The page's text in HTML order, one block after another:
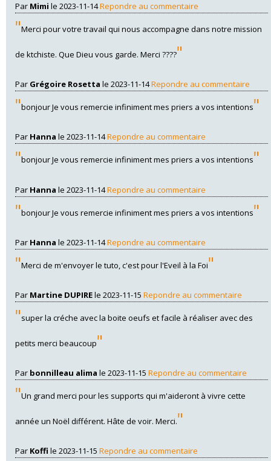
Par Mimi le 2023-11-14Repondre au commentaire
"Merci pour votre travail qui nous accompagne dans notre mission
de ktchiste. Que Dieu vous garde. Merci ????"
Par Grégoire Rosetta le 2023-11-14Repondre au commentaire
"bonjour Je vous remercie infiniment mes priers a vos intentions"
Par Hanna le 2023-11-14Repondre au commentaire
"bonjour Je vous remercie infiniment mes priers a vos intentions"
Par Hanna le 2023-11-14Repondre au commentaire
"bonjour Je vous remercie infiniment mes priers a vos intentions"
Par Hanna le 2023-11-14Repondre au commentaire
"Merci de m'envoyer le tuto, c'est pour l'Eveil à la Foi"
Par Martine DUPIREle 2023-11-15 Repondre au commentaire
"super la créche avec la boite oeufs et facile à réaliser avec des
petits merci beaucoup"
Par bonnilleau alima le 2023-11-15 Repondre au commentaire
"Un grand merci pour les supports qui m'aideront à vivre cette
année un Noël différent. Hâte de voir. Merci."
Par Koffi le 2023-11-15 Repondre au commentaire